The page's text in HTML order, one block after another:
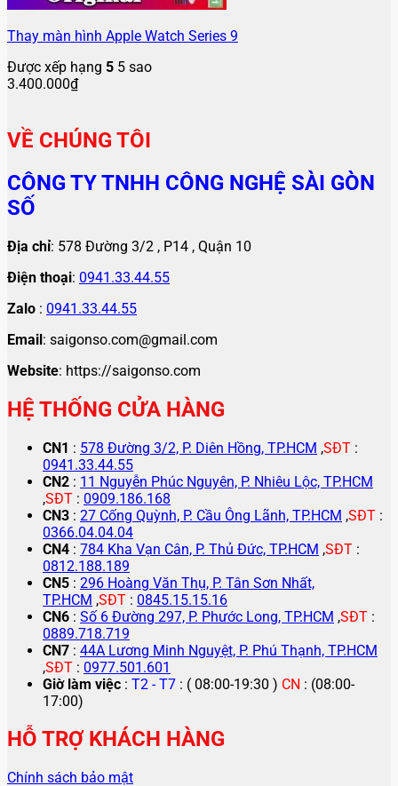
Thay màn hình Apple Watch Series 9
Được xếp hạng 5 5 sao
3.400.000₫
VỀ CHÚNG TÔI
CÔNG TY TNHH CÔNG NGHỆ SÀI GÒN
SỐ
Địa chỉ: 578 Đường 3/2 , P14 , Quận 10
Điện thoại: 0941.33.44.55
Zalo : 0941.33.44.55
Email: saigonso.com@gmail.com
Website: https://saigonso.com
HỆ THỐNG CỬA HÀNG
CN1 : 578 Đường 3/2, P. Diên Hồng, TP.HCM ,SĐT :
0941.33.44.55
CN2 : 11 Nguyễn Phúc Nguyên, P. Nhiêu Lộc, TP.HCM
,SĐT : 0909.186.168
CN3 : 27 Cống Quỳnh, P. Cầu Ông Lãnh, TP.HCM ,SĐT :
0366.04.04.04
CN4 : 784 Kha Vạn Cân, P. Thủ Đức, TP.HCM ,SĐT :
0812.188.189
CN5 : 296 Hoàng Văn Thụ, P. Tân Sơn Nhất,
TP.HCM ,SĐT : 0845.15.15.16
CN6 : Số 6 Đường 297, P. Phước Long, TP.HCM ,SĐT :
0889.718.719
CN7 : 44A Lương Minh Nguyệt, P. Phú Thạnh, TP.HCM
,SĐT : 0977.501.601
Giờ làm việc : T2 - T7 : ( 08:00-19:30 ) CN : (08:00-
17:00)
HỖ TRỢ KHÁCH HÀNG
Chính sách bảo mật